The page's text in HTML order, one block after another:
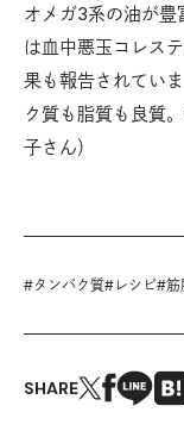
オメガ3系の油が
は血中悪玉コレス
果も報告されてい
ク質も脂質も良質
子さん）
#タンパク質# レシピ#筋
SHARE